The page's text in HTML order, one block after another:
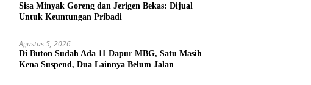
Sisa Minyak Goreng dan Jerigen Bekas: Dijual
Untuk Keuntungan Pribadi
Agustus 5, 2026
Di Buton Sudah Ada 11 Dapur MBG, Satu Masih
Kena Suspend, Dua Lainnya Belum Jalan